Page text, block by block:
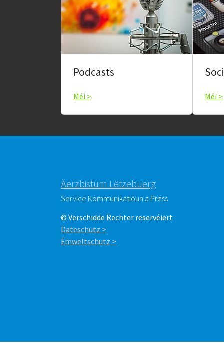
Podcasts
Méi > Méi >
Äerzbistum Lëtzebuerg
Service Kommunikatioun a Press
© Verschidde Rechter reservéiert
Dateschutz >
Ëmweltschutz >